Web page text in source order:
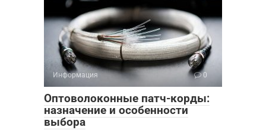
Информация 0
Оптоволоконные патч-корды:
назначение и особенности
выбора